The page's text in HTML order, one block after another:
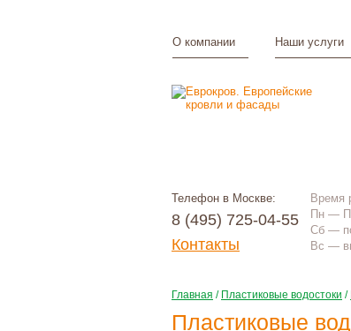
О компании Наши услуги
Телефон в Москве:
8 (495) 725-04-55
Контакты
Время
Пн —
Сб —
Вс —
Главная / Пластиковые водостоки /
Пластиковые